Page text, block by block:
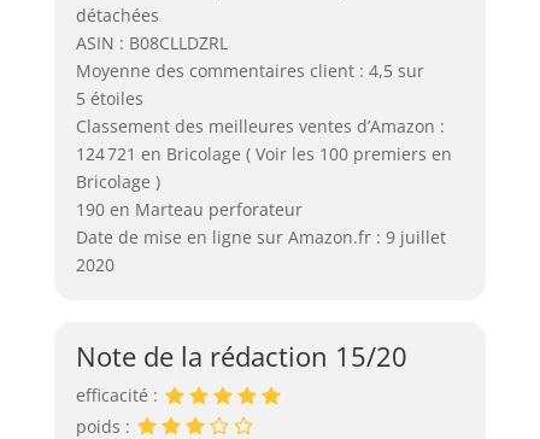
détachées
ASIN : B08CLLDZRL
Moyenne des commentaires client : 4,5 sur
5 étoiles
Classement des meilleures ventes d’Amazon :
124 721 en Bricolage ( Voir les 100 premiers en
Bricolage )
190 en Marteau perforateur
Date de mise en ligne sur Amazon.fr : 9 juillet
2020
Note de la rédaction 15/20
efficacité :
poids :